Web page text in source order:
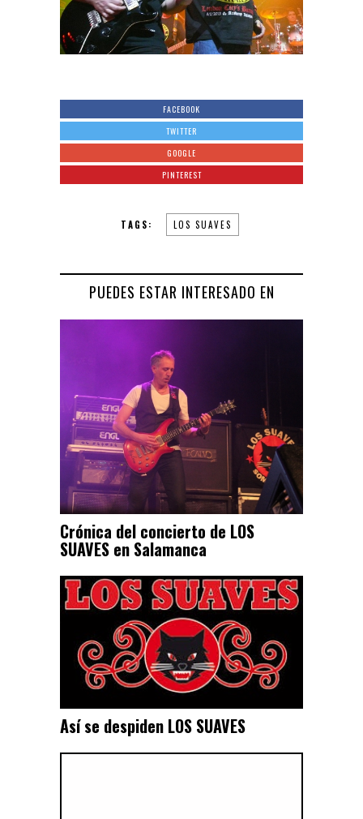
FACEBOOK
TWITTER
GOOGLE
PINTEREST
TAGS: LOS SUAVES
PUEDES ESTAR INTERESADO EN
Crónica del concierto de LOS
SUAVES en Salamanca
Así se despiden LOS SUAVES